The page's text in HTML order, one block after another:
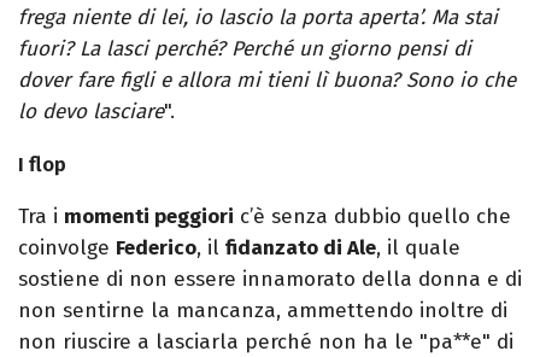
frega niente di lei, io lascio la porta aperta’. Ma stai
fuori? La lasci perché? Perché un giorno pensi di
dover fare figli e allora mi tieni lì buona? Sono io che
lo devo lasciare".
I flop
Tra i momenti peggiori c’è senza dubbio quello che
coinvolge Federico, il fidanzato di Ale, il quale
sostiene di non essere innamorato della donna e di
non sentirne la mancanza, ammettendo inoltre di
non riuscire a lasciarla perché non ha le "pa**e" di